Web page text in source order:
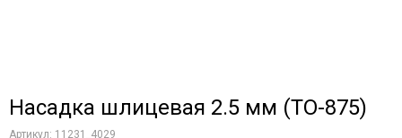
Насадка шлицевая 2.5 мм (ТО-875)
Артикул: 11231_4029